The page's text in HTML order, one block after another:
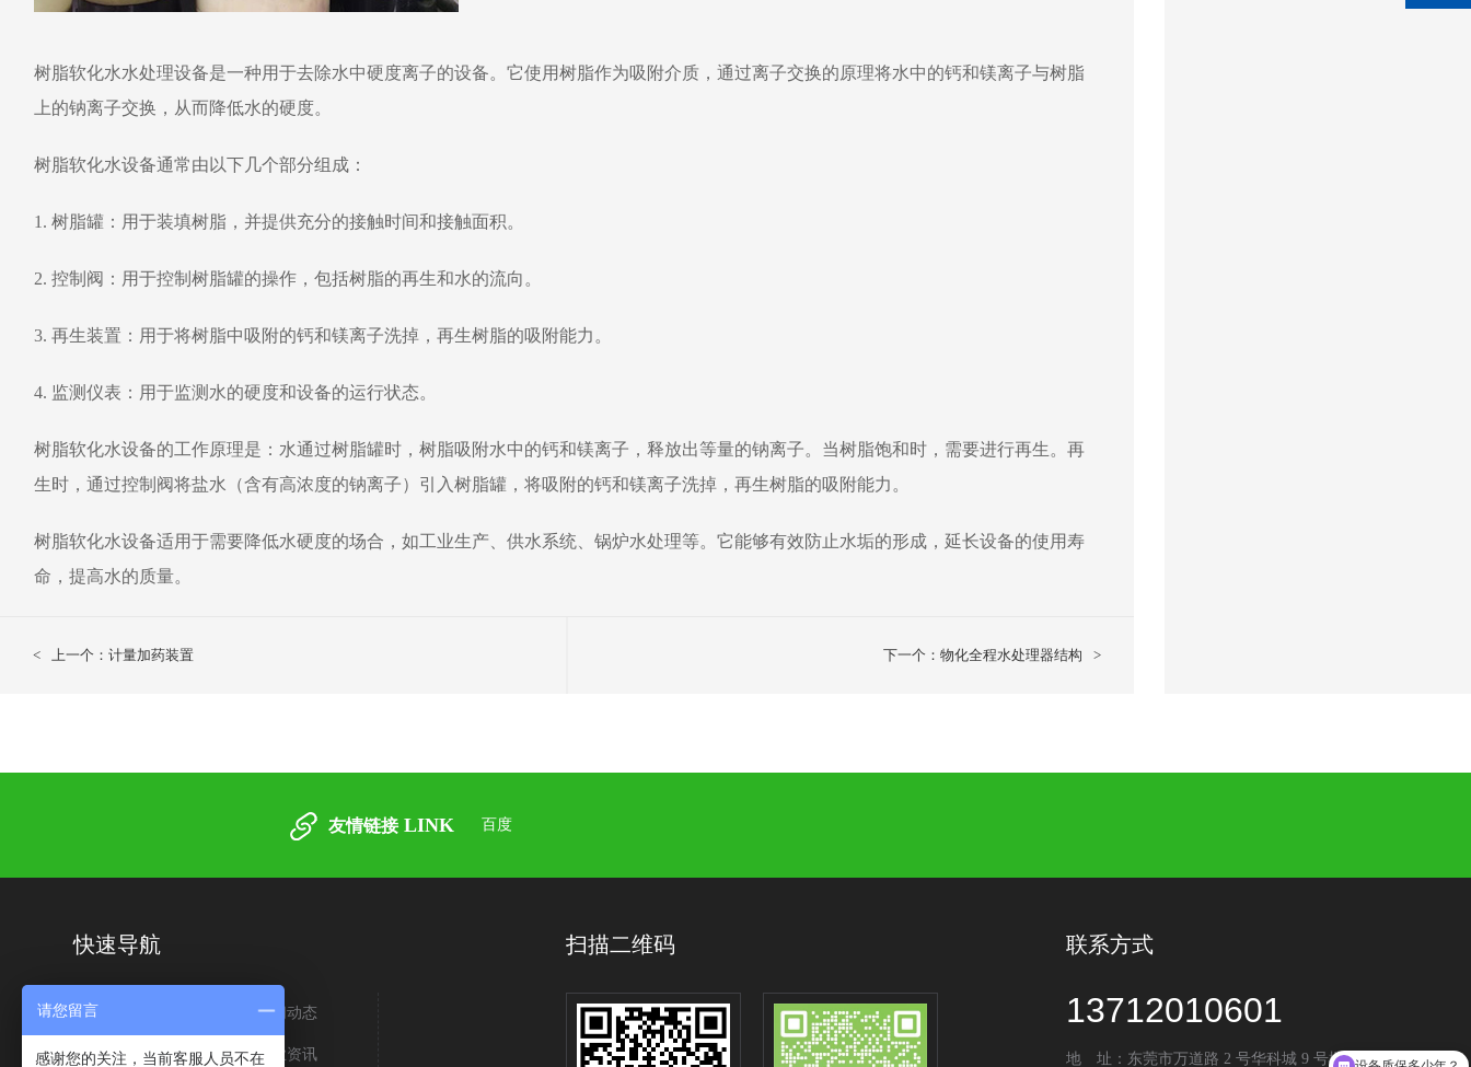
树脂软化水水处理设备是一种用于去除水中硬度离子的设备。它使用树脂作为吸附介质，通过离子交换的原理将水中的钙和镁离子与树脂
上的钠离子交换，从而降低水的硬度。
树脂软化水设备通常由以下几个部分组成：
1. 树脂罐：用于装填树脂，并提供充分的接触时间和接触面积。
2. 控制阀：用于控制树脂罐的操作，包括树脂的再生和水的流向。
3. 再生装置：用于将树脂中吸附的钙和镁离子洗掉，再生树脂的吸附能力。
4. 监测仪表：用于监测水的硬度和设备的运行状态。
树脂软化水设备的工作原理是：水通过树脂罐时，树脂吸附水中的钙和镁离子，释放出等量的钠离子。当树脂饱和时，需要进行再生。再
生时，通过控制阀将盐水（含有高浓度的钠离子）引入树脂罐，将吸附的钙和镁离子洗掉，再生树脂的吸附能力。
树脂软化水设备适用于需要降低水硬度的场合，如工业生产、供水系统、锅炉水处理等。它能够有效防止水垢的形成，延长设备的使用寿
命，提高水的质量。
< 上一个：计量加药装置 下一个：物化全程水处理器结构 >
友情链接 LINK 百度
快速导航
关于我们
生产车间
新闻动态
行业资讯
扫描二维码 联系方式
13712010601
地 址：东莞市万道路 2 号华科城 9 号楼
请您留言
感谢您的关注，当前客服人员不在